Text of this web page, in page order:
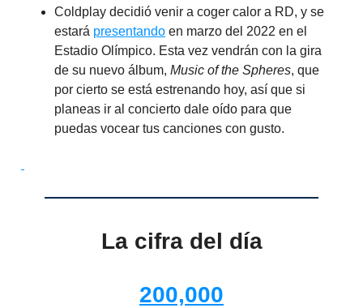
Coldplay decidió venir a coger calor a RD, y se
estará presentando en marzo del 2022 en el
Estadio Olímpico. Esta vez vendrán con la gira
de su nuevo álbum, Music of the Spheres, que
por cierto se está estrenando hoy, así que si
planeas ir al concierto dale oído para que
puedas vocear tus canciones con gusto.
La cifra del día
200,000